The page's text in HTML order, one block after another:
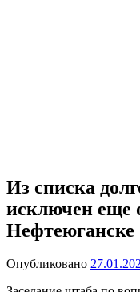
Из списка
исключен еще
Нефтеюганске
Опубликовано